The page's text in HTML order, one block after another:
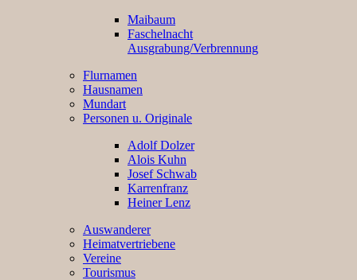
Maibaum
Faschelnacht
Ausgrabung/Verbrennung
Flurnamen
Hausnamen
Mundart
Personen u. Originale
Adolf Dolzer
Alois Kuhn
Josef Schwab
Karrenfranz
Heiner Lenz
Auswanderer
Heimatvertriebene
Vereine
Tourismus